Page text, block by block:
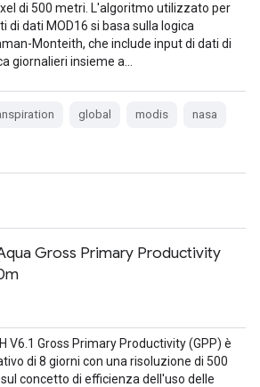
di 500 metri. L'algoritmo utilizzato per
di dati MOD16 si basa sulla logica
Monteith, che include input di dati di
giornalieri insieme a…
global modis nasa
Gross Primary Productivity
V6.1 Gross Primary Productivity (GPP) è
di 8 giorni con una risoluzione di 500
concetto di efficienza dell'uso delle